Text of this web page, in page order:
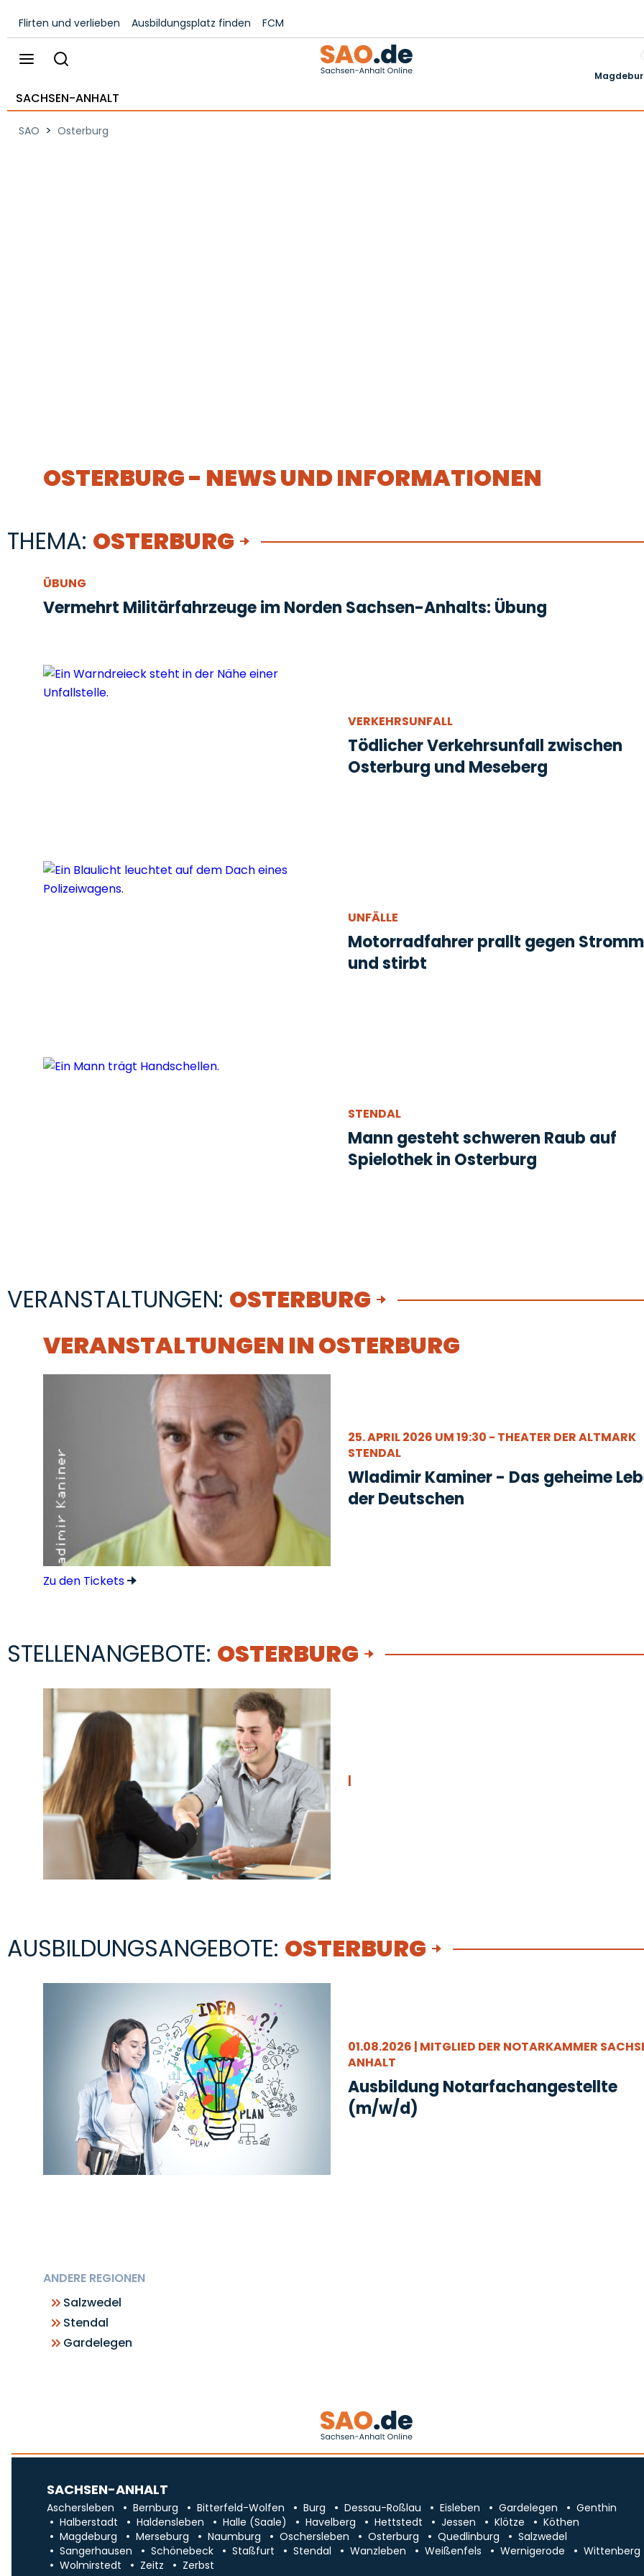
Flirten und verlieben Ausbildungsplatz finden FCM
SACHSEN-ANHALT
SAO > Osterburg
OSTERBURG - NEWS UND INFORMATIONEN
THEMA: OSTERBURG
ÜBUNG
Vermehrt Militärfahrzeuge im Norden Sachsen-Anhalts: Übung
VERKEHRSUNFALL
Tödlicher Verkehrsunfall zwischen
Osterburg und Meseberg
UNFÄLLE
Motorradfahrer prallt gegen
und stirbt
STENDAL
Mann gesteht schweren Raub auf
Spielothek in Osterburg
VERANSTALTUNGEN: OSTERBURG
VERANSTALTUNGEN IN OSTERBURG
25. APRIL 2026 UM 19:30 - THEATER DER ALTMARK
STENDAL
Wladimir Kaminer - Das geheime
der Deutschen
Zu den Tickets
STELLENANGEBOTE: OSTERBURG
|
AUSBILDUNGSANGEBOTE: OSTERBURG
01.08.2026 | MITGLIED DER NOTARKAMMER
ANHALT
Ausbildung Notarfachangestellte
(m/w/d)
ANDERE REGIONEN
Salzwedel
Stendal
Gardelegen
SACHSEN-ANHALT
Aschersleben Bernburg Bitterfeld-Wolfen Burg Dessau-Roßlau Eisleben Gardelegen
Genthin
Halberstadt
Haldensleben Halle (Saale) Havelberg Hettstedt Jessen Klötze
Köthen
Magdeburg
Merseburg Naumburg Oschersleben Osterburg Quedlinburg
Salzwedel
Sangerhausen
Schönebeck Staßfurt Stendal Wanzleben Weißenfels Wernigerode
Wittenberg
Wolmirstedt
Zeitz Zerbst